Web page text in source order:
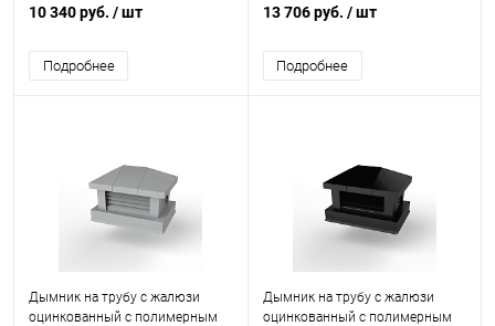
с полимерным покрытием до
10 340 руб. / шт
Подробнее
покрытием до 2800мм RAL
13 706 руб. / шт
Подробнее
Дымник на трубу с жалюзи
оцинкованный с полимерным
Дымник на трубу с жалюзи
оцинкованный с полимерным